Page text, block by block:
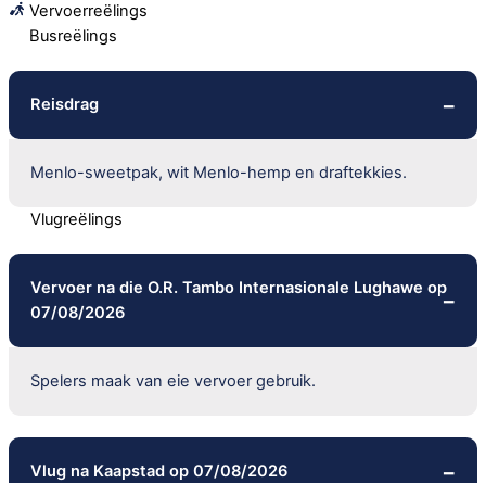
Vervoerreëlings
Busreëlings
Reisdrag
Menlo-sweetpak, wit Menlo-hemp en draftekkies.
Vlugreëlings
Vervoer na die O.R. Tambo Internasionale Lughawe op
07/08/2026
Spelers maak van eie vervoer gebruik.
Vlug na Kaapstad op 07/08/2026